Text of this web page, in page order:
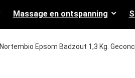
Massage en ontspanning
Nortembio Epsom Badzout 1,3 Kg.